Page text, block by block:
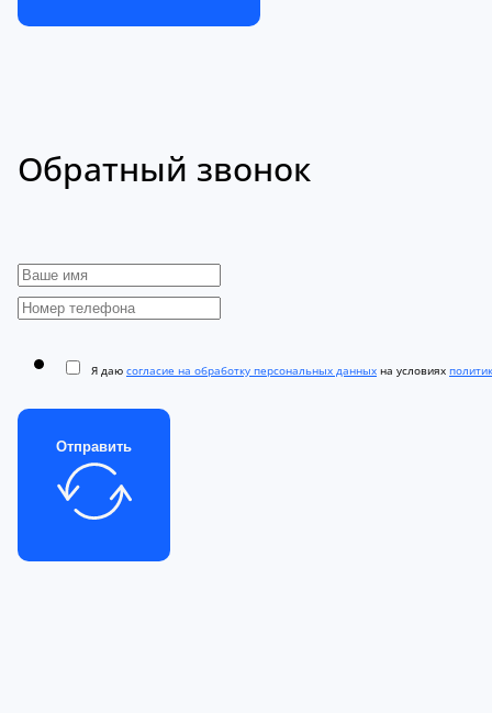
Обратный звонок
Я даю согласие на обработку персональных данных на условиях
Отправить